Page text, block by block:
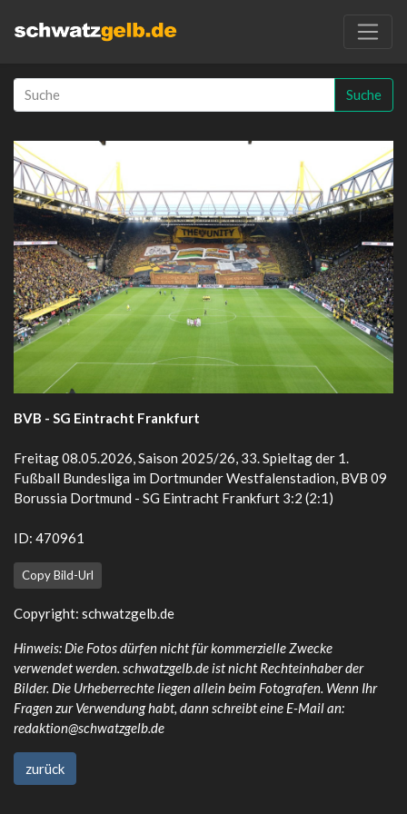
Suche
BVB - SG Eintracht Frankfurt
Freitag 08.05.2026, Saison 2025/26, 33. Spieltag der 1.
Fußball Bundesliga im Dortmunder Westfalenstadion, BVB 09
Borussia Dortmund - SG Eintracht Frankfurt 3:2 (2:1)
ID: 470961
Copy Bild-Url
Copyright: schwatzgelb.de
Hinweis: Die Fotos dürfen nicht für kommerzielle Zwecke
verwendet werden. schwatzgelb.de ist nicht Rechteinhaber der
Bilder. Die Urheberrechte liegen allein beim Fotografen. Wenn Ihr
Fragen zur Verwendung habt, dann schreibt eine E-Mail an:
redaktion@schwatzgelb.de
zurück